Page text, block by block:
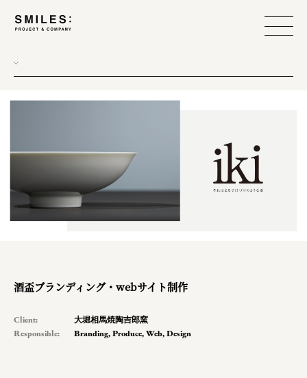
酒盃ブランディング・webサイト制作
Client:
大堀相馬焼陶吉郎窯
Responsible:
Branding,Produce,Web,Design